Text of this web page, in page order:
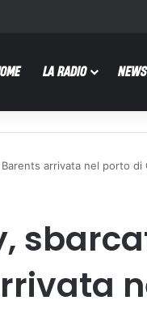
LA RADIO NEWS
arrivata nel porto di